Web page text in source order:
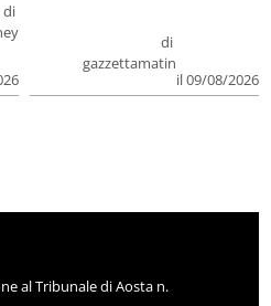
di
di
gazzettamatin
il 09/08/2026
al Tribunale di Aosta n.